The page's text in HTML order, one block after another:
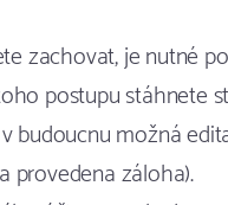
zachovat, je nutné
postupu stáhnete
budoucnu možná
provedena záloha).